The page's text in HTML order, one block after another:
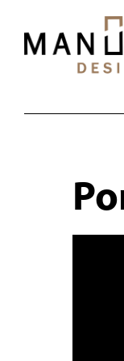
main
content